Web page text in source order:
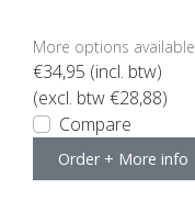
More options available
€34,95 (incl. btw)
(excl. btw €28,88)
Compare
Order + More info